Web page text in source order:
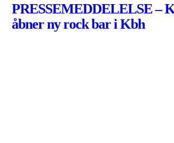
PRESSEMEDDELELSE –
åbner ny rock bar i Kbh